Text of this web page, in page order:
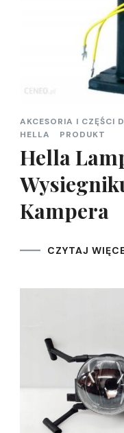
AKCESORIA I CZĘŚCI
HELLA
PRODUKT
Hella
Kampera
CZYTAJ